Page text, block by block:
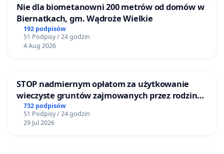
Nie dla biometanowni 200 metrów od domów w
Biernatkach, gm. Wądroże Wielkie
192 podpisów
51 Podpisy / 24 godzin
4 Aug 2026
STOP nadmiernym opłatom za użytkowanie
wieczyste gruntów zajmowanych przez rodzinne
ogrody działkowe.
732 podpisów
51 Podpisy / 24 godzin
29 Jul 2026